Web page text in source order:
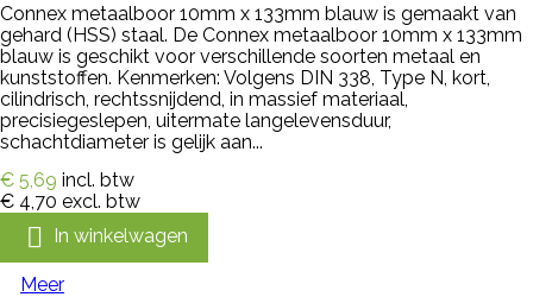
Connex metaalboor 10mm x 133mm blauw is gemaakt van
gehard (HSS) staal. De Connex metaalboor 10mm x 133mm
blauw is geschikt voor verschillende soorten metaal en
kunststoffen. Kenmerken: Volgens DIN 338, Type N, kort,
cilindrisch, rechtssnijdend, in massief materiaal,
precisiegeslepen, uitermate langelevensduur,
schachtdiameter is gelijk aan...
€ 5,69 incl. btw
€ 4,70 excl. btw
 In winkelwagen
Meer